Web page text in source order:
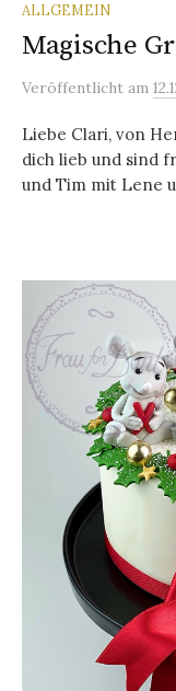
ALLGEMEIN
Magische
Veröffentlicht am
Liebe Clari, von
dich lieb und sind
und Tim mit Lene